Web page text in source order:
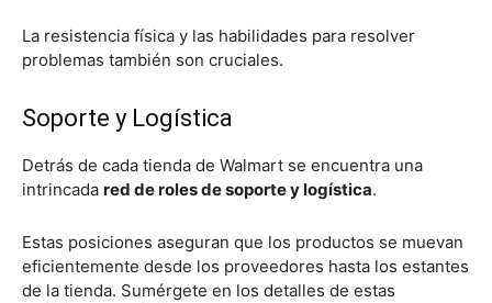
La resistencia física y las habilidades para resolver
problemas también son cruciales.
Soporte y Logística
Detrás de cada tienda de Walmart se encuentra una
intrincada red de roles de soporte y logística.
Estas posiciones aseguran que los productos se muevan
eficientemente desde los proveedores hasta los estantes
de la tienda. Sumérgete en los detalles de estas